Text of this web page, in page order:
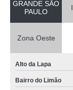
quanto custa
empresa de
quanto custa
quanto custa
GRANDE SÃO
PAULO
Zona Oeste
Alto da Lapa
Bairro do Limão